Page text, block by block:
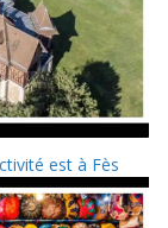
est à Fès